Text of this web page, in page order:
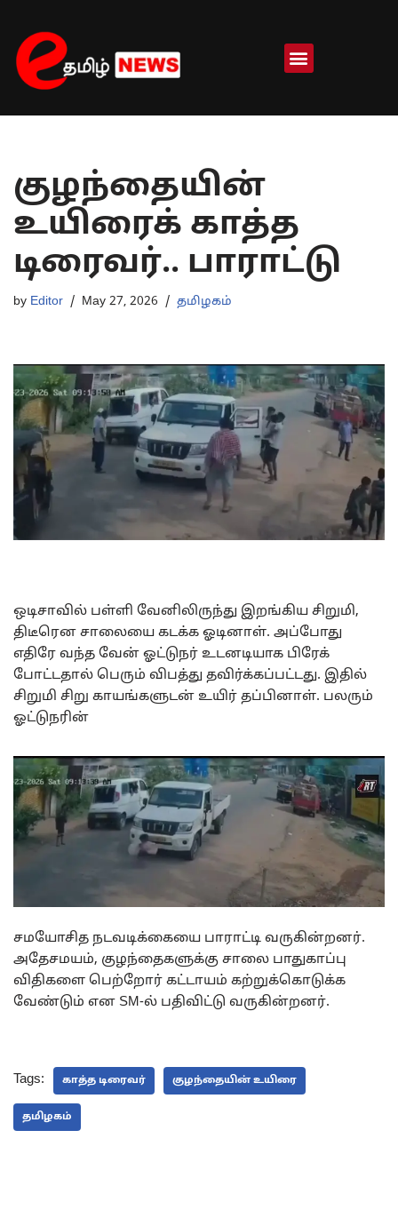
Skip
to
content
குழந்தையின்
உயிரைக் காத்த
டிரைவர்.. பாராட்டு
by Editor May 27, 2026 தமிழகம்
ஒடிசாவில் பள்ளி வேனிலிருந்து இறங்கிய சிறுமி,
திடீரென சாலையை கடக்க ஓடினாள். அப்போது
எதிரே வந்த வேன் ஓட்டுநர் உடனடியாக பிரேக்
போட்டதால் பெரும் விபத்து தவிர்க்கப்பட்டது. இதில்
சிறுமி சிறு காயங்களுடன் உயிர் தப்பினாள். பலரும்
ஓட்டுநரின்
சமயோசித நடவடிக்கையை பாராட்டி வருகின்றனர்.
அதேசமயம், குழந்தைகளுக்கு சாலை பாதுகாப்பு
விதிகளை பெற்றோர் கட்டாயம் கற்றுக்கொடுக்க
வேண்டும் என SM-ல் பதிவிட்டு வருகின்றனர்.
Tags: காத்த டிரைவர் குழந்தையின் உயிரை
தமிழகம்